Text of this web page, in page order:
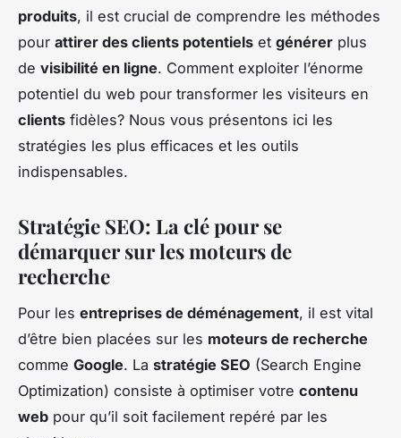
produits, il est crucial de comprendre les méthodes
pour attirer des clients potentiels et générer plus
de visibilité en ligne. Comment exploiter l’énorme
potentiel du web pour transformer les visiteurs en
clients fidèles? Nous vous présentons ici les
stratégies les plus efficaces et les outils
indispensables.
Stratégie SEO: La clé pour se
démarquer sur les moteurs de
recherche
Pour les entreprises de déménagement, il est vital
d’être bien placées sur les moteurs de recherche
comme Google. La stratégie SEO (Search Engine
Optimization) consiste à optimiser votre contenu
web pour qu’il soit facilement repéré par les